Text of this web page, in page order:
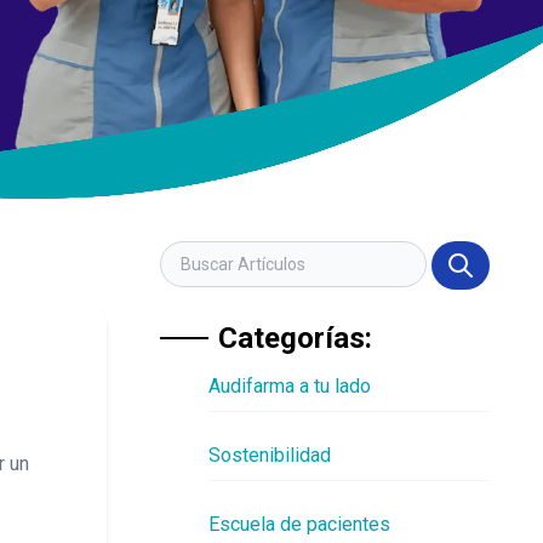
un
Categorías:
Audifarma a tu lado
Sostenibilidad
Escuela de pacientes